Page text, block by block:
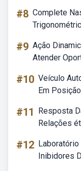
#8 Complete
#9 Ação
Atender
#10 Veículo
Em
#11
Resposta
Relações
#12
Inibidores